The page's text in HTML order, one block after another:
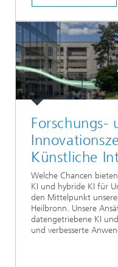
Forschungs-
Künstliche
Welche Chancen
KI und hybride KI für
den Mittelpunkt
Heilbronn. Unsere
datengetriebene KI
und verbesserte